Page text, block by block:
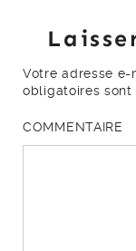
Votre adresse e-
obligatoires sont
COMMENTAIRE